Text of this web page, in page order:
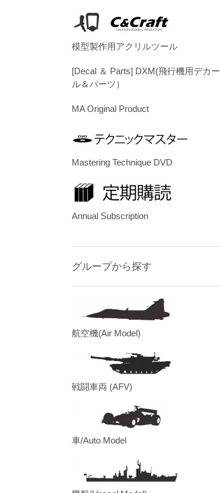
模型製作用アクリルツール
[Decal ＆ Parts] DXM(飛行機用デカー
ル＆パーツ）
MA Original Product
Mastering Technique DVD
Annual Subscription
グループから探す
航空機(Air Model)
戦闘車両 (AFV)
車/Auto Model